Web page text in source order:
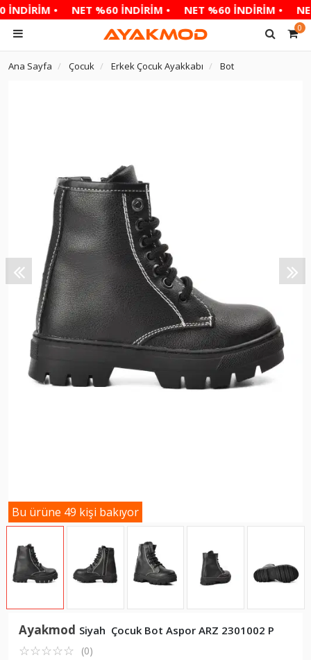
İNDİRİM • NET %60 İNDİRİM • NET %60 İNDİRİM •
0
Ana Sayfa Çocuk Erkek Çocuk Ayakkabı Bot
Bu ürüne 49 kişi bakıyor
Ayakmod Siyah Çocuk Bot Aspor ARZ 2301002 P
☆☆☆☆☆
★★★★★ (0)